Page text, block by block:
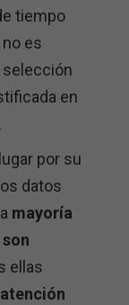
tiempo
es
selección
en
por su
datos
mayoría
ellas
atención